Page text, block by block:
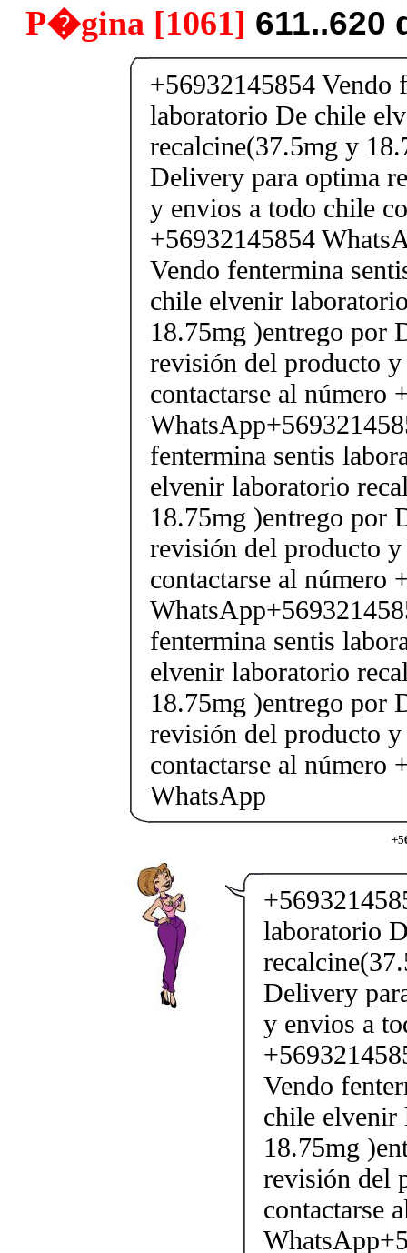
P�gina [1061] 611..620
+56932145854 Vendo
laboratorio De chile
recalcine(37.5mg y
Delivery para optima
y envios a todo chile
+56932145854
Vendo fentermina
chile elvenir
18.75mg )entrego por
revisión del producto
contactarse al número
fentermina sentis
elvenir laboratorio
18.75mg )entrego por
revisión del producto
contactarse al número
fentermina sentis
elvenir laboratorio
18.75mg )entrego por
revisión del producto
contactarse al número
WhatsApp
laboratorio
Delivery
y envios a
Vendo
chile elvenir
18.75mg
revisión del
contactarse